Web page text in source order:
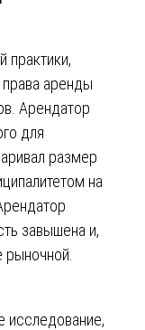
практики,
аренды
Арендатор
для
размер
на
завышена и,
рыночной.
исследование,